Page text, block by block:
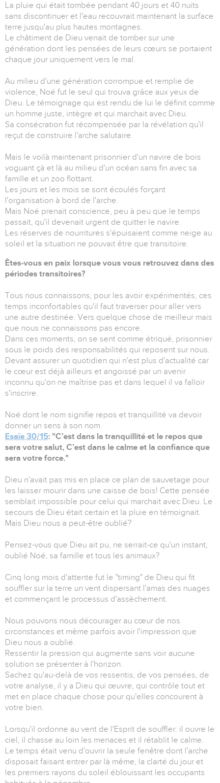
La pluie qui était tombée pendant 40 jours et 40 nuits
sans discontinuer et l'eau recouvrait maintenant la surface
terre jusqu'au plus hautes montagnes.
Le châtiment de Dieu venait de tomber sur une
génération dont les pensées de leurs cœurs se portaient
chaque jour uniquement vers le mal.
Au milieu d'une génération corrompue et remplie de
violence, Noé fut le seul qui trouva grâce aux yeux de
Dieu. Le témoignage qui est rendu de lui le définit comme
un homme juste, intègre et qui marchait avec Dieu.
Sa consécration fut récompensée par la révélation qu'il
reçut de construire l'arche salutaire.
Mais le voilà maintenant prisonnier d'un navire de bois
voguant çà et là au milieu d'un océan sans fin avec sa
famille et un zoo flottant.
Les jours et les mois se sont écoulés forçant
l'organisation à bord de l'arche.
Mais Noé prenait conscience, peu à peu que le temps
passait, qu'il devenait urgent de quitter le navire.
Les réserves de nourritures s'épuisaient comme neige au
soleil et la situation ne pouvait être que transitoire.
Êtes-vous en paix lorsque vous vous retrouvez dans des
périodes transitoires?
Tous nous connaissons, pour les avoir expérimentés, ces
temps inconfortables qu'il faut traverser pour aller vers
une autre destinée. Vers quelque chose de meilleur mais
que nous ne connaissons pas encore.
Dans ces moments, on se sent comme étriqué, prisonnier
sous le poids des responsabilités qui reposent sur nous.
Devant assurer un quotidien qui n'est plus d'actualité car
le cœur est déjà ailleurs et angoissé par un avenir
inconnu qu'on ne maîtrise pas et dans lequel il va falloir
s'inscrire.
Noé dont le nom signifie repos et tranquillité va devoir
donner un sens à son nom.
Esaïe 30/15: "C’est dans la tranquillité et le repos que
sera votre salut, C’est dans le calme et la confiance que
sera votre force."
Dieu n'avait pas mis en place ce plan de sauvetage pour
les laisser mourir dans une caisse de bois! Cette pensée
semblait impossible pour celui qui marchait avec Dieu. Le
secours de Dieu était certain et la pluie en témoignait.
Mais Dieu nous a peut-être oublié?
Pensez-vous que Dieu ait pu, ne serrait-ce qu'un instant,
oublié Noé, sa famille et tous les animaux?
Cinq long mois d'attente fut le "timing" de Dieu qui fit
souffler sur la terre un vent dispersant l'amas des nuages
et commençant le processus d'assèchement.
Nous pouvons nous décourager au cœur de nos
circonstances et même parfois avoir l'impression que
Dieu nous a oublié.
Ressentir la pression qui augmente sans voir aucune
solution se présenter à l'horizon.
Sachez qu'au-delà de vos ressentis, de vos pensées, de
votre analyse, il y a Dieu qui œuvre, qui contrôle tout et
met en place chaque chose pour qu'elles concourent à
votre bien.
Lorsqu'il ordonne au vent de l'Esprit de souffler: il ouvre le
ciel, il chasse au loin les menaces et il rétablit le calme.
Le temps était venu d'ouvrir la seule fenêtre dont l'arche
disposait faisant entrer par là même, la clarté du jour et
les premiers rayons du soleil éblouissant les occupants